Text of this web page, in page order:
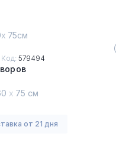
х 75см
Код: 579494
х 75 см
от 21 дня